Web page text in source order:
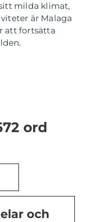
milda klimat,
är Malaga
att fortsätta
ord
och